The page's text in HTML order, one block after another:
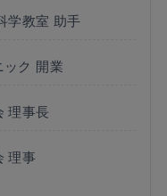
学教室 助手
ック 開業
理事長
理事